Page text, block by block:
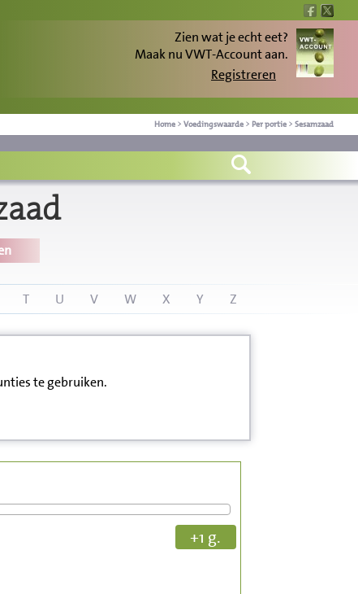
Zien wat je echt eet?
Maak nu VWT-Account aan.
Registreren
Home > Voedingswaarde > Per portie > Sesamzaad
T U V W X Y Z
te gebruiken.
+1 g.